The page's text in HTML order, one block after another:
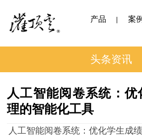
产品 案例
头条资讯
人工智能阅卷系统：
理的智能化工具
人工智能阅卷系统：优化学生成